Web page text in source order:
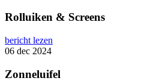
Rolluiken & Screens
bericht lezen
06 dec 2024
Zonneluifel